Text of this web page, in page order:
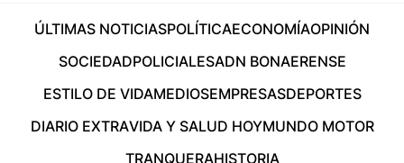
ÚLTIMAS NOTICIASPOLÍTICAECONOMÍAOPINIÓN
SOCIEDADPOLICIALESADN BONAERENSE
ESTILO DE VIDAMEDIOSEMPRESASDEPORTES
DIARIO EXTRAVIDA Y SALUD HOYMUNDO MOTOR
TRANQUERAHISTORIA